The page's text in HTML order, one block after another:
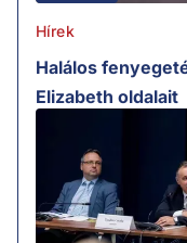
Hírek
Halálos
Elizabeth oldalait